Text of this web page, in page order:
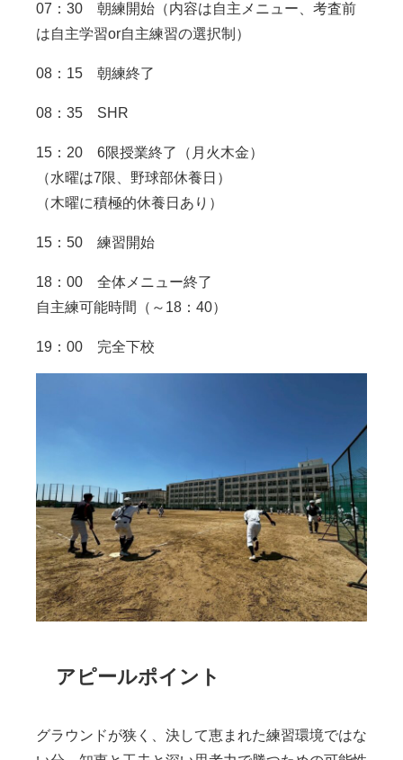
07：30 朝練開始（内容は自主メニュー、考査前
は自主学習or自主練習の選択制）
08：15 朝練終了
08：35 SHR
15：20 6限授業終了（月火木金）
（水曜は7限、野球部休養日）
（木曜に積極的休養日あり）
15：50 練習開始
18：00 全体メニュー終了
自主練可能時間（～18：40）
19：00 完全下校
アピールポイント
グラウンドが狭く、決して恵まれた練習環境ではな